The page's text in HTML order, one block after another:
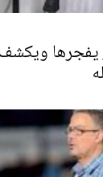
يفجرها ويكشف